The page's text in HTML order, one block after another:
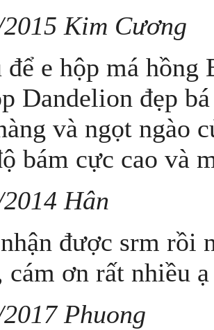
Kim Cương
e hộp má hồng
Dandelion đẹp
và ngọt ngào
bám cực cao và
Hân
được srm rồi
cám ơn rất nhiều ạ
Phuong